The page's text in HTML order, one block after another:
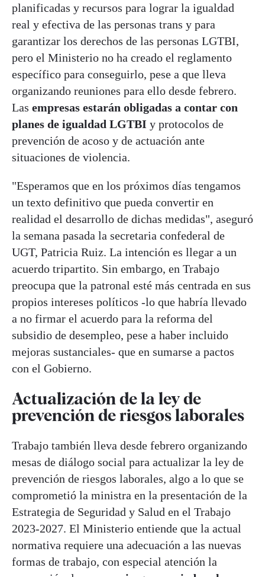
planificadas y recursos para lograr la igualdad
real y efectiva de las personas trans y para
garantizar los derechos de las personas LGTBI,
pero el Ministerio no ha creado el reglamento
específico para conseguirlo, pese a que lleva
organizando reuniones para ello desde febrero.
Las empresas estarán obligadas a contar con
planes de igualdad LGTBI y protocolos de
prevención de acoso y de actuación ante
situaciones de violencia.
"Esperamos que en los próximos días tengamos
un texto definitivo que pueda convertir en
realidad el desarrollo de dichas medidas", aseguró
la semana pasada la secretaria confederal de
UGT, Patricia Ruiz. La intención es llegar a un
acuerdo tripartito. Sin embargo, en Trabajo
preocupa que la patronal esté más centrada en sus
propios intereses políticos -lo que habría llevado
a no firmar el acuerdo para la reforma del
subsidio de desempleo, pese a haber incluido
mejoras sustanciales- que en sumarse a pactos
con el Gobierno.
Actualización de la ley de
prevención de riesgos laborales
Trabajo también lleva desde febrero organizando
mesas de diálogo social para actualizar la ley de
prevención de riesgos laborales, algo a lo que se
comprometió la ministra en la presentación de la
Estrategia de Seguridad y Salud en el Trabajo
2023-2027. El Ministerio entiende que la actual
normativa requiere una adecuación a las nuevas
formas de trabajo, con especial atención la